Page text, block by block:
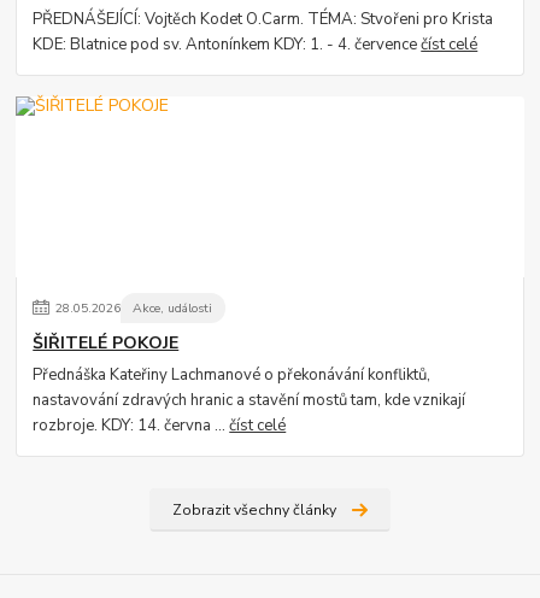
PŘEDNÁŠEJÍCÍ: Vojtěch Kodet O.Carm. TÉMA: Stvořeni pro Krista
KDE: Blatnice pod sv. Antonínkem KDY: 1. - 4. červencečíst celé
28.05.2026 Akce, události
ŠIŘITELÉ POKOJE
Přednáška Kateřiny Lachmanové o překonávání konfliktů,
nastavování zdravých hranic a stavění mostů tam, kde vznikají
rozbroje. KDY: 14. června ...číst celé
Zobrazit všechny články